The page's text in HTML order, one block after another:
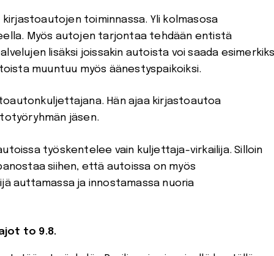
toiminnassa. Yli kolmasosa
Myös autojen tarjontaa tehdään entistä
lisäksi joissakin autoista voi saada
muuntuu myös äänestyspaikoiksi.
Hän ajaa kirjastoautoa
jäsen.
työskentelee vain kuljettaja-virkailija. Silloin
siihen, että autoissa on myös
auttamassa ja innostamassa nuoria
to 9.8.